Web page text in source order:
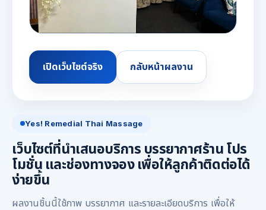
เปิดเว็บไซต์จริง กลับหน้าผลงาน
Yes! Remedial Thai Massage
เว็บไซต์ที่นำเสนอบริการ บรรยากาศร้าน โปร
โมชั่น และช่องทางจอง เพื่อให้ลูกค้าติดต่อได้
ง่ายขึ้น
ผลงานชิ้นนี้ใช้ภาพ บรรยากาศ และรายละเอียดบริการ เพื่อให้